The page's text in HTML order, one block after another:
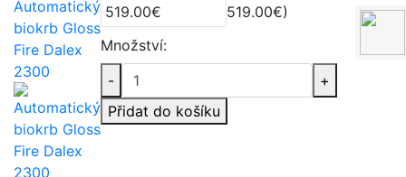
519.00€)
Množství:
-
+
Přidat do košíku